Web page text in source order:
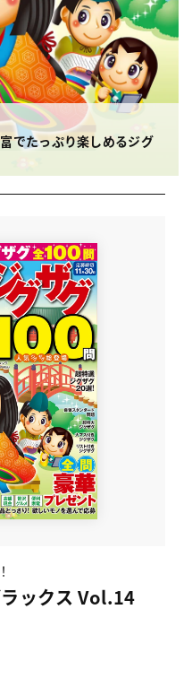
でたっぷり楽しめるジグ
ックス Vol.14